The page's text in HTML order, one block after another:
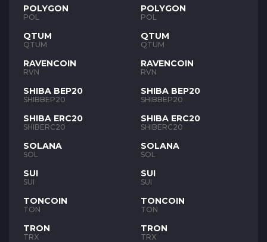
POLYGON
POL
QTUM
QTUM
RAVENCOIN
RVN
SHIBA BEP20
SHIBBEP20
SHIBA ERC20
SHIBERC20
SOLANA
SOL
SUI
SUI
TONCOIN
TON
TRON
TRX
POLYGON
POL
QTUM
QTUM
RAVENCOIN
RVN
SHIBA BEP20
SHIBBEP20
SHIBA ERC20
SHIBERC20
SOLANA
SOL
SUI
SUI
TONCOIN
TON
TRON
TRX